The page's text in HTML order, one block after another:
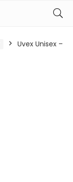
Uvex Unisex –